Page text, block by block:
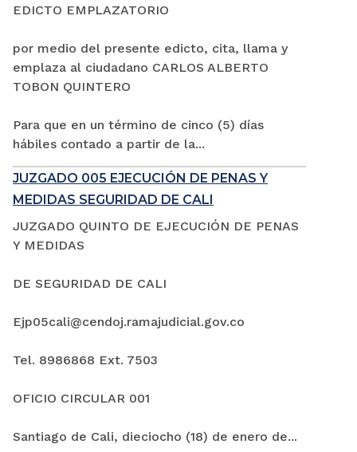
EDICTO EMPLAZATORIO
por medio del presente edicto, cita, llama y
emplaza al ciudadano CARLOS ALBERTO
TOBON QUINTERO
Para que en un término de cinco (5) días
hábiles contado a partir de la...
JUZGADO 005 EJECUCIÓN DE PENAS Y
MEDIDAS SEGURIDAD DE CALI
JUZGADO QUINTO DE EJECUCIÓN DE PENAS
Y MEDIDAS
DE SEGURIDAD DE CALI
Ejp05cali@cendoj.ramajudicial.gov.co
Tel. 8986868 Ext. 7503
OFICIO CIRCULAR 001
Santiago de Cali, dieciocho (18) de enero de...